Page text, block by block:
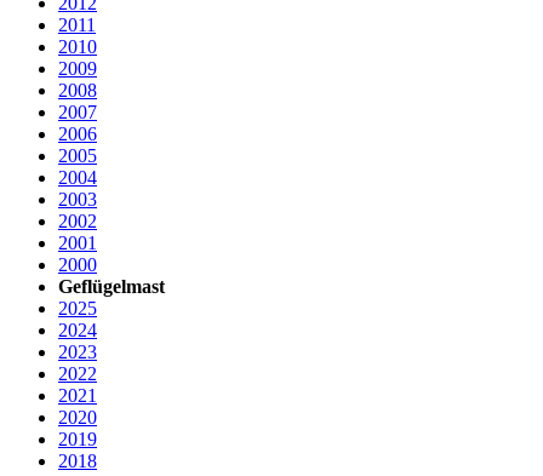
2011
2010
2009
2008
2007
2006
2005
2004
2003
2002
2001
2000
Geflügelmast
2025
2024
2023
2022
2021
2020
2019
2018